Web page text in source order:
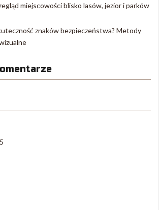
miejscowości blisko lasów, jezior i parków
znaków bezpieczeństwa? Metody